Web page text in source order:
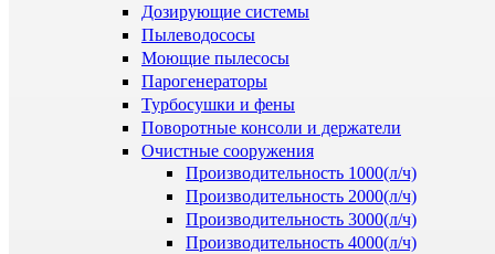
Дозирующие системы
Пылеводососы
Моющие пылесосы
Парогенераторы
Турбосушки и фены
Поворотные консоли и держатели
Очистные сооружения
Производительность 1000(л/ч)
Производительность 2000(л/ч)
Производительность 3000(л/ч)
Производительность 4000(л/ч)